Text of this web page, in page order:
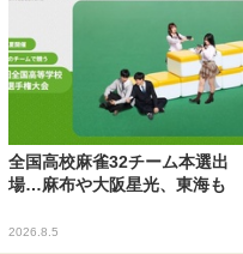
全国高校麻雀32チーム本選出
場…麻布や大阪星光、東海も
2026.8.5